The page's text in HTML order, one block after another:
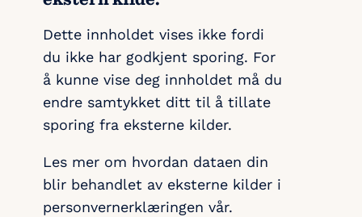
Dette innholdet vises ikke fordi
du ikke har godkjent sporing. For
å kunne vise deg innholdet må du
endre samtykket ditt til å tillate
sporing fra eksterne kilder.
Les mer om hvordan dataen din
blir behandlet av eksterne kilder i
personvernerklæringen vår.